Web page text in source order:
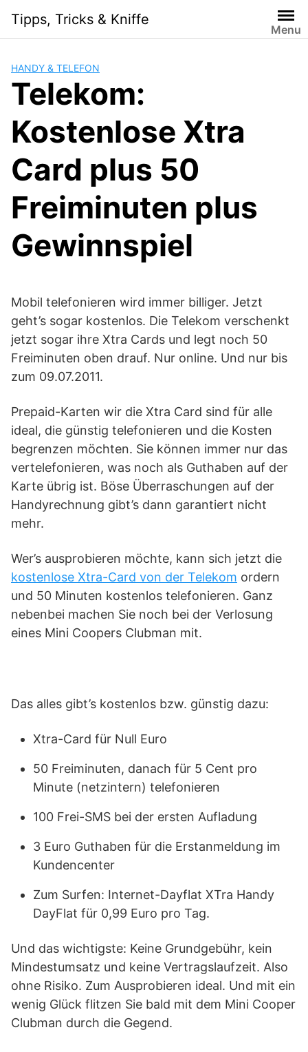
content
Tipps, Tricks & Kniffe
Menu
HANDY & TELEFON
Telekom:
Kostenlose Xtra
Card plus 50
Freiminuten plus
Gewinnspiel
Mobil telefonieren wird immer billiger. Jetzt
geht’s sogar kostenlos. Die Telekom verschenkt
jetzt sogar ihre Xtra Cards und legt noch 50
Freiminuten oben drauf. Nur online. Und nur bis
zum 09.07.2011.
Prepaid-Karten wir die Xtra Card sind für alle
ideal, die günstig telefonieren und die Kosten
begrenzen möchten. Sie können immer nur das
vertelefonieren, was noch als Guthaben auf der
Karte übrig ist. Böse Überraschungen auf der
Handyrechnung gibt’s dann garantiert nicht
mehr.
Wer’s ausprobieren möchte, kann sich jetzt die
kostenlose Xtra-Card von der Telekom ordern
und 50 Minuten kostenlos telefonieren. Ganz
nebenbei machen Sie noch bei der Verlosung
eines Mini Coopers Clubman mit.
Das alles gibt’s kostenlos bzw. günstig dazu:
Xtra-Card für Null Euro
50 Freiminuten, danach für 5 Cent pro
Minute (netzintern) telefonieren
100 Frei-SMS bei der ersten Aufladung
3 Euro Guthaben für die Erstanmeldung im
Kundencenter
Zum Surfen: Internet-Dayflat XTra Handy
DayFlat für 0,99 Euro pro Tag.
Und das wichtigste: Keine Grundgebühr, kein
Mindestumsatz und keine Vertragslaufzeit. Also
ohne Risiko. Zum Ausprobieren ideal. Und mit ein
wenig Glück flitzen Sie bald mit dem Mini Cooper
Clubman durch die Gegend.